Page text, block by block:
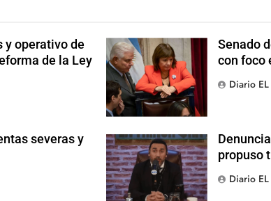
y operativo de
de la Ley
Senado
con foco
Diario EL
severas y
propuso
Diario EL